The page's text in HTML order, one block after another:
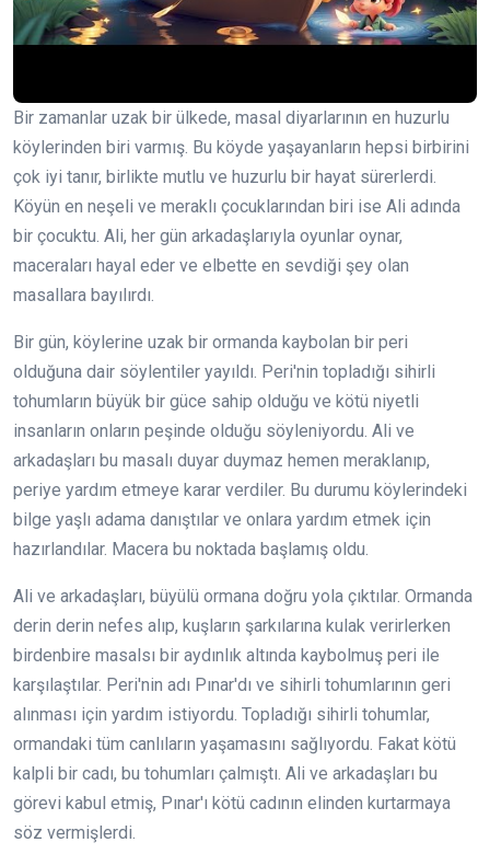
Bir zamanlar uzak bir ülkede, masal diyarlarının en huzurlu
köylerinden biri varmış. Bu köyde yaşayanların hepsi birbirini
çok iyi tanır, birlikte mutlu ve huzurlu bir hayat sürerlerdi.
Köyün en neşeli ve meraklı çocuklarından biri ise Ali adında
bir çocuktu. Ali, her gün arkadaşlarıyla oyunlar oynar,
maceraları hayal eder ve elbette en sevdiği şey olan
masallara bayılırdı.
Bir gün, köylerine uzak bir ormanda kaybolan bir peri
olduğuna dair söylentiler yayıldı. Peri'nin topladığı sihirli
tohumların büyük bir güce sahip olduğu ve kötü niyetli
insanların onların peşinde olduğu söyleniyordu. Ali ve
arkadaşları bu masalı duyar duymaz hemen meraklanıp,
periye yardım etmeye karar verdiler. Bu durumu köylerindeki
bilge yaşlı adama danıştılar ve onlara yardım etmek için
hazırlandılar. Macera bu noktada başlamış oldu.
Ali ve arkadaşları, büyülü ormana doğru yola çıktılar. Ormanda
derin derin nefes alıp, kuşların şarkılarına kulak verirlerken
birdenbire masalsı bir aydınlık altında kaybolmuş peri ile
karşılaştılar. Peri'nin adı Pınar'dı ve sihirli tohumlarının geri
alınması için yardım istiyordu. Topladığı sihirli tohumlar,
ormandaki tüm canlıların yaşamasını sağlıyordu. Fakat kötü
kalpli bir cadı, bu tohumları çalmıştı. Ali ve arkadaşları bu
görevi kabul etmiş, Pınar'ı kötü cadının elinden kurtarmaya
söz vermişlerdi.